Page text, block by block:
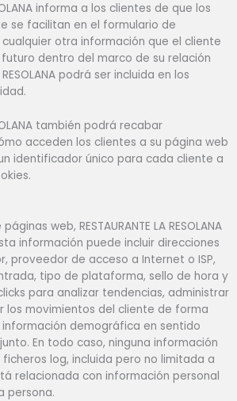
informa a los clientes de que los
se facilitan en el formulario de
otra información que el cliente
dentro del marco de su relación
RESOLANA podrá ser incluida en los
también podrá recabar
acceden los clientes a su página web
identificador único para cada cliente a
web, RESTAURANTE LA RESOLANA
información puede incluir direcciones
proveedor de acceso a Internet o ISP,
tipo de plataforma, sello de hora y
para analizar tendencias, administrar
los movimientos del cliente de forma
demográfica en sentido
En todo caso, ninguna información
log, incluida pero no limitada a
relacionada con información personal
persona.